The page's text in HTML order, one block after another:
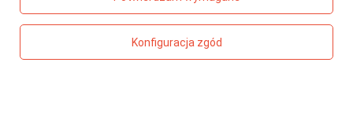
TOP 5 - WYPRAWKA SZKOLNAKonfiguracja zgód